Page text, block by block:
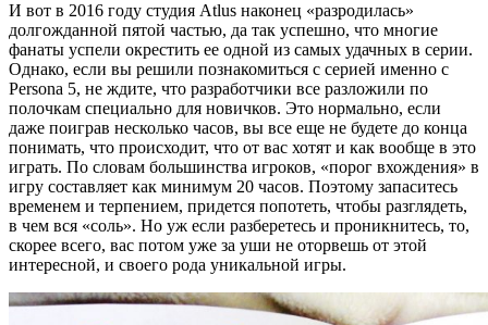
И вот в 2016 году студия Atlus наконец «разродилась»
долгожданной пятой частью, да так успешно, что многие
фанаты успели окрестить ее одной из самых удачных в серии.
Однако, если вы решили познакомиться с серией именно с
Persona 5, не ждите, что разработчики все разложили по
полочкам специально для новичков. Это нормально, если
даже поиграв несколько часов, вы все еще не будете до конца
понимать, что происходит, что от вас хотят и как вообще в это
играть. По словам большинства игроков, «порог вхождения» в
игру составляет как минимум 20 часов. Поэтому запаситесь
временем и терпением, придется попотеть, чтобы разглядеть,
в чем вся «соль». Но уж если разберетесь и проникнитесь, то,
скорее всего, вас потом уже за уши не оторвешь от этой
интересной, и своего рода уникальной игры.